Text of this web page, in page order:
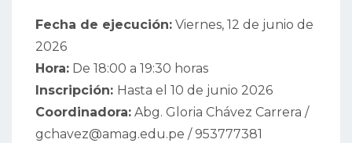
Fecha de ejecución: Viernes, 12 de junio de
2026
Hora: De 18:00 a 19:30 horas
Inscripción: Hasta el 10 de junio 2026
Coordinadora: Abg. Gloria Chávez Carrera /
gchavez@amag.edu.pe / 953777381